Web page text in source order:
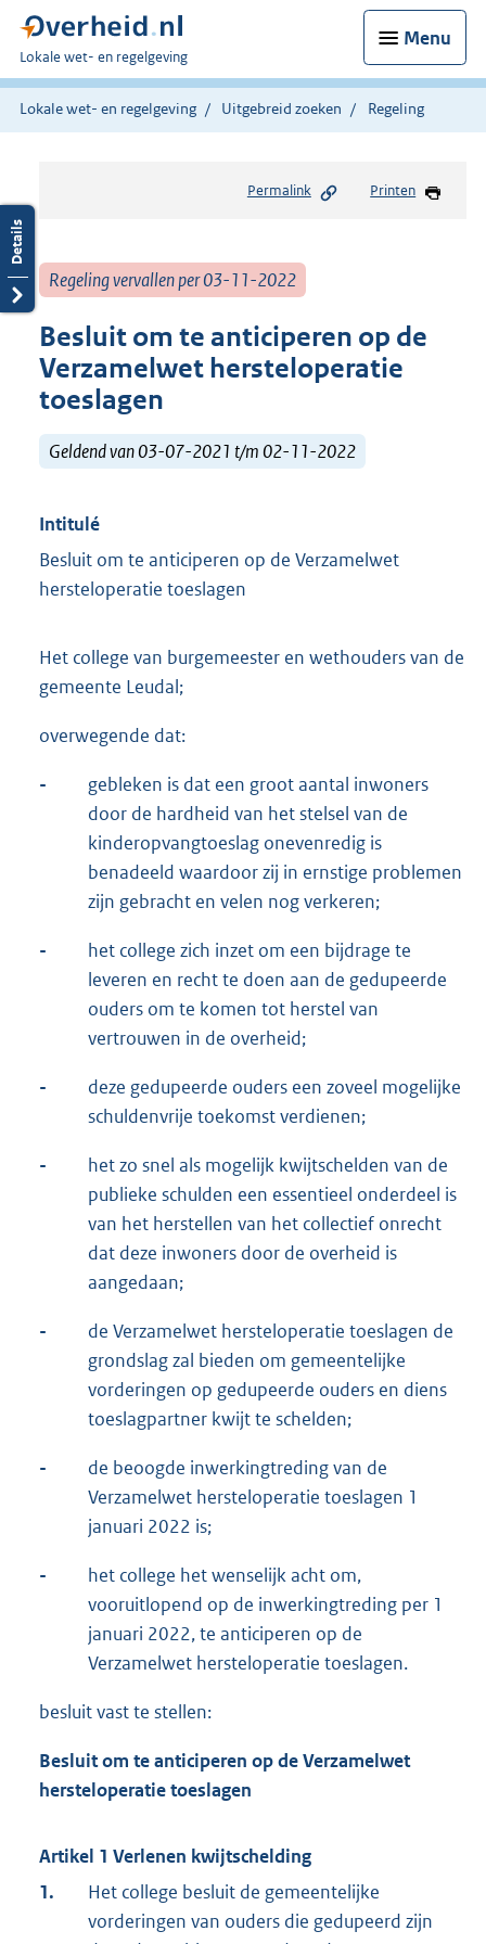
Menu
U
bent
hier:
Lokale wet- en regelgeving
Lokale wet- en regelgeving Uitgebreid zoeken Regeling
Permalink Printen
Regeling vervallen per 03-11-2022
Besluit om te anticiperen op de
Verzamelwet hersteloperatie
toeslagen
Geldend van 03-07-2021 t/m 02-11-2022
Intitulé
Besluit om te anticiperen op de Verzamelwet
hersteloperatie toeslagen
Het college van burgemeester en wethouders van de
gemeente Leudal;
overwegende dat:
-
gebleken is dat een groot aantal inwoners
door de hardheid van het stelsel van de
kinderopvangtoeslag onevenredig is
benadeeld waardoor zij in ernstige problemen
zijn gebracht en velen nog verkeren;
-
het college zich inzet om een bijdrage te
leveren en recht te doen aan de gedupeerde
ouders om te komen tot herstel van
vertrouwen in de overheid;
-
deze gedupeerde ouders een zoveel mogelijke
schuldenvrije toekomst verdienen;
-
het zo snel als mogelijk kwijtschelden van de
publieke schulden een essentieel onderdeel is
van het herstellen van het collectief onrecht
dat deze inwoners door de overheid is
aangedaan;
-
de Verzamelwet hersteloperatie toeslagen de
grondslag zal bieden om gemeentelijke
vorderingen op gedupeerde ouders en diens
toeslagpartner kwijt te schelden;
-
de beoogde inwerkingtreding van de
Verzamelwet hersteloperatie toeslagen 1
januari 2022 is;
-
het college het wenselijk acht om,
vooruitlopend op de inwerkingtreding per 1
januari 2022, te anticiperen op de
Verzamelwet hersteloperatie toeslagen.
besluit vast te stellen:
Besluit om te anticiperen op de Verzamelwet
hersteloperatie toeslagen
Artikel 1 Verlenen kwijtschelding
1.
Het college besluit de gemeentelijke
vorderingen van ouders die gedupeerd zijn